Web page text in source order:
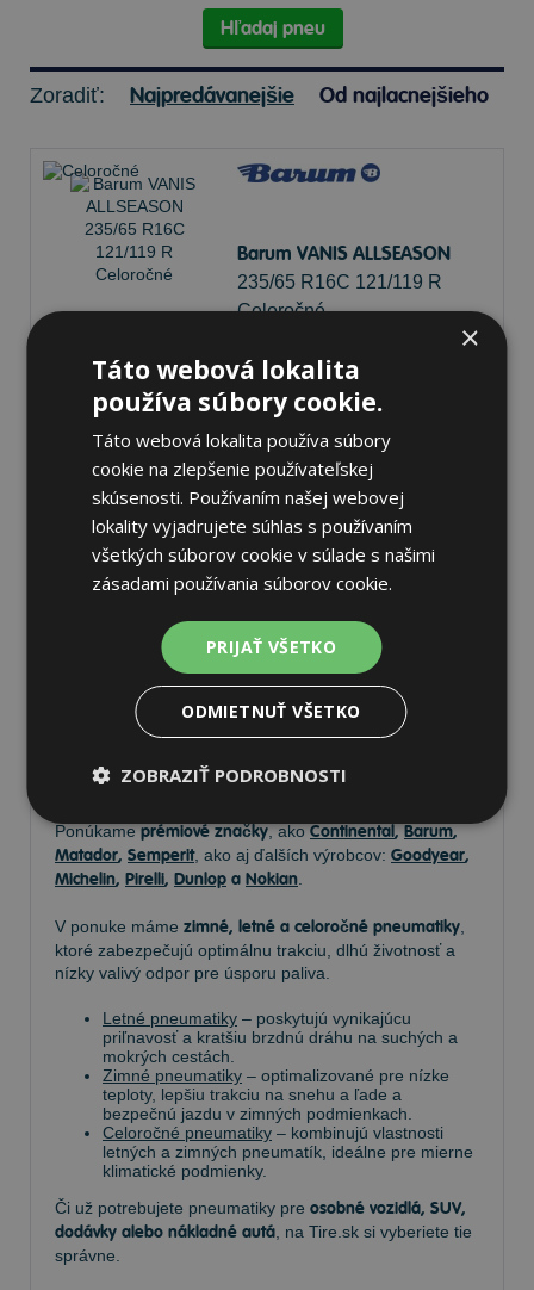
Hľadaj pneu
Zoradiť: Najpredávanejšie Od najlacnejšieho
Barum VANIS ALLSEASON
235/65 R16C 121/119 R
Celoročné
A C
Na sklade 4 ks K odberu na predajni 11.8.2026
K odberu na17 pobočkách
137,64 € ks Do košíka
Pneumatiky
Vyberte si kvalitnépneumatikypre bezpečnú, komfortnú
a úspornú jazdu. NaTire.sknájdete široký výber
pneumatík pre rôzne typy vozidiel a jazdných
podmienok.
Ponúkameprémiové značky, akoContinental,Barum,
Matador, Semperit, ako aj ďalších výrobcov: Goodyear,
Michelin, Pirelli, Dunlop a Nokian
V ponuke máme zimné, letné a celoročné pneumatiky
ktoré zabezpečujú optimálnu trakciu, dlhú životnosť a
nízky valivý odpor pre úsporu paliva.
Letné pneumatiky – poskytujú vynikajúcu
priľnavosť a kratšiu brzdnú dráhu na suchých a
mokrých cestách.
Zimné pneumatiky – optimalizované pre nízke
teploty, lepšiu trakciu na snehu a ľade a
bezpečnú jazdu v zimných podmienkach.
Celoročné pneumatiky – kombinujú vlastnosti
letných a zimných pneumatík, ideálne pre mierne
klimatické podmienky.
Či už potrebujete pneumatiky pre osobné vozidlá, SUV,
dodávky alebo nákladné autá , na Tire.sk si vyberiete tie
správne.
×
Táto webová lokalita
používa súbory cookie.
Táto webová lokalita používa súbory
cookie na zlepšenie používateľskej
skúsenosti. Používaním našej webovej
lokality vyjadrujete súhlas s používaním
všetkých súborov cookie v súlade s našimi
zásadami používania súborov cookie.
PRIJAŤ VŠETKO
ODMIETNUŤ VŠETKO
ZOBRAZIŤ PODROBNOSTI